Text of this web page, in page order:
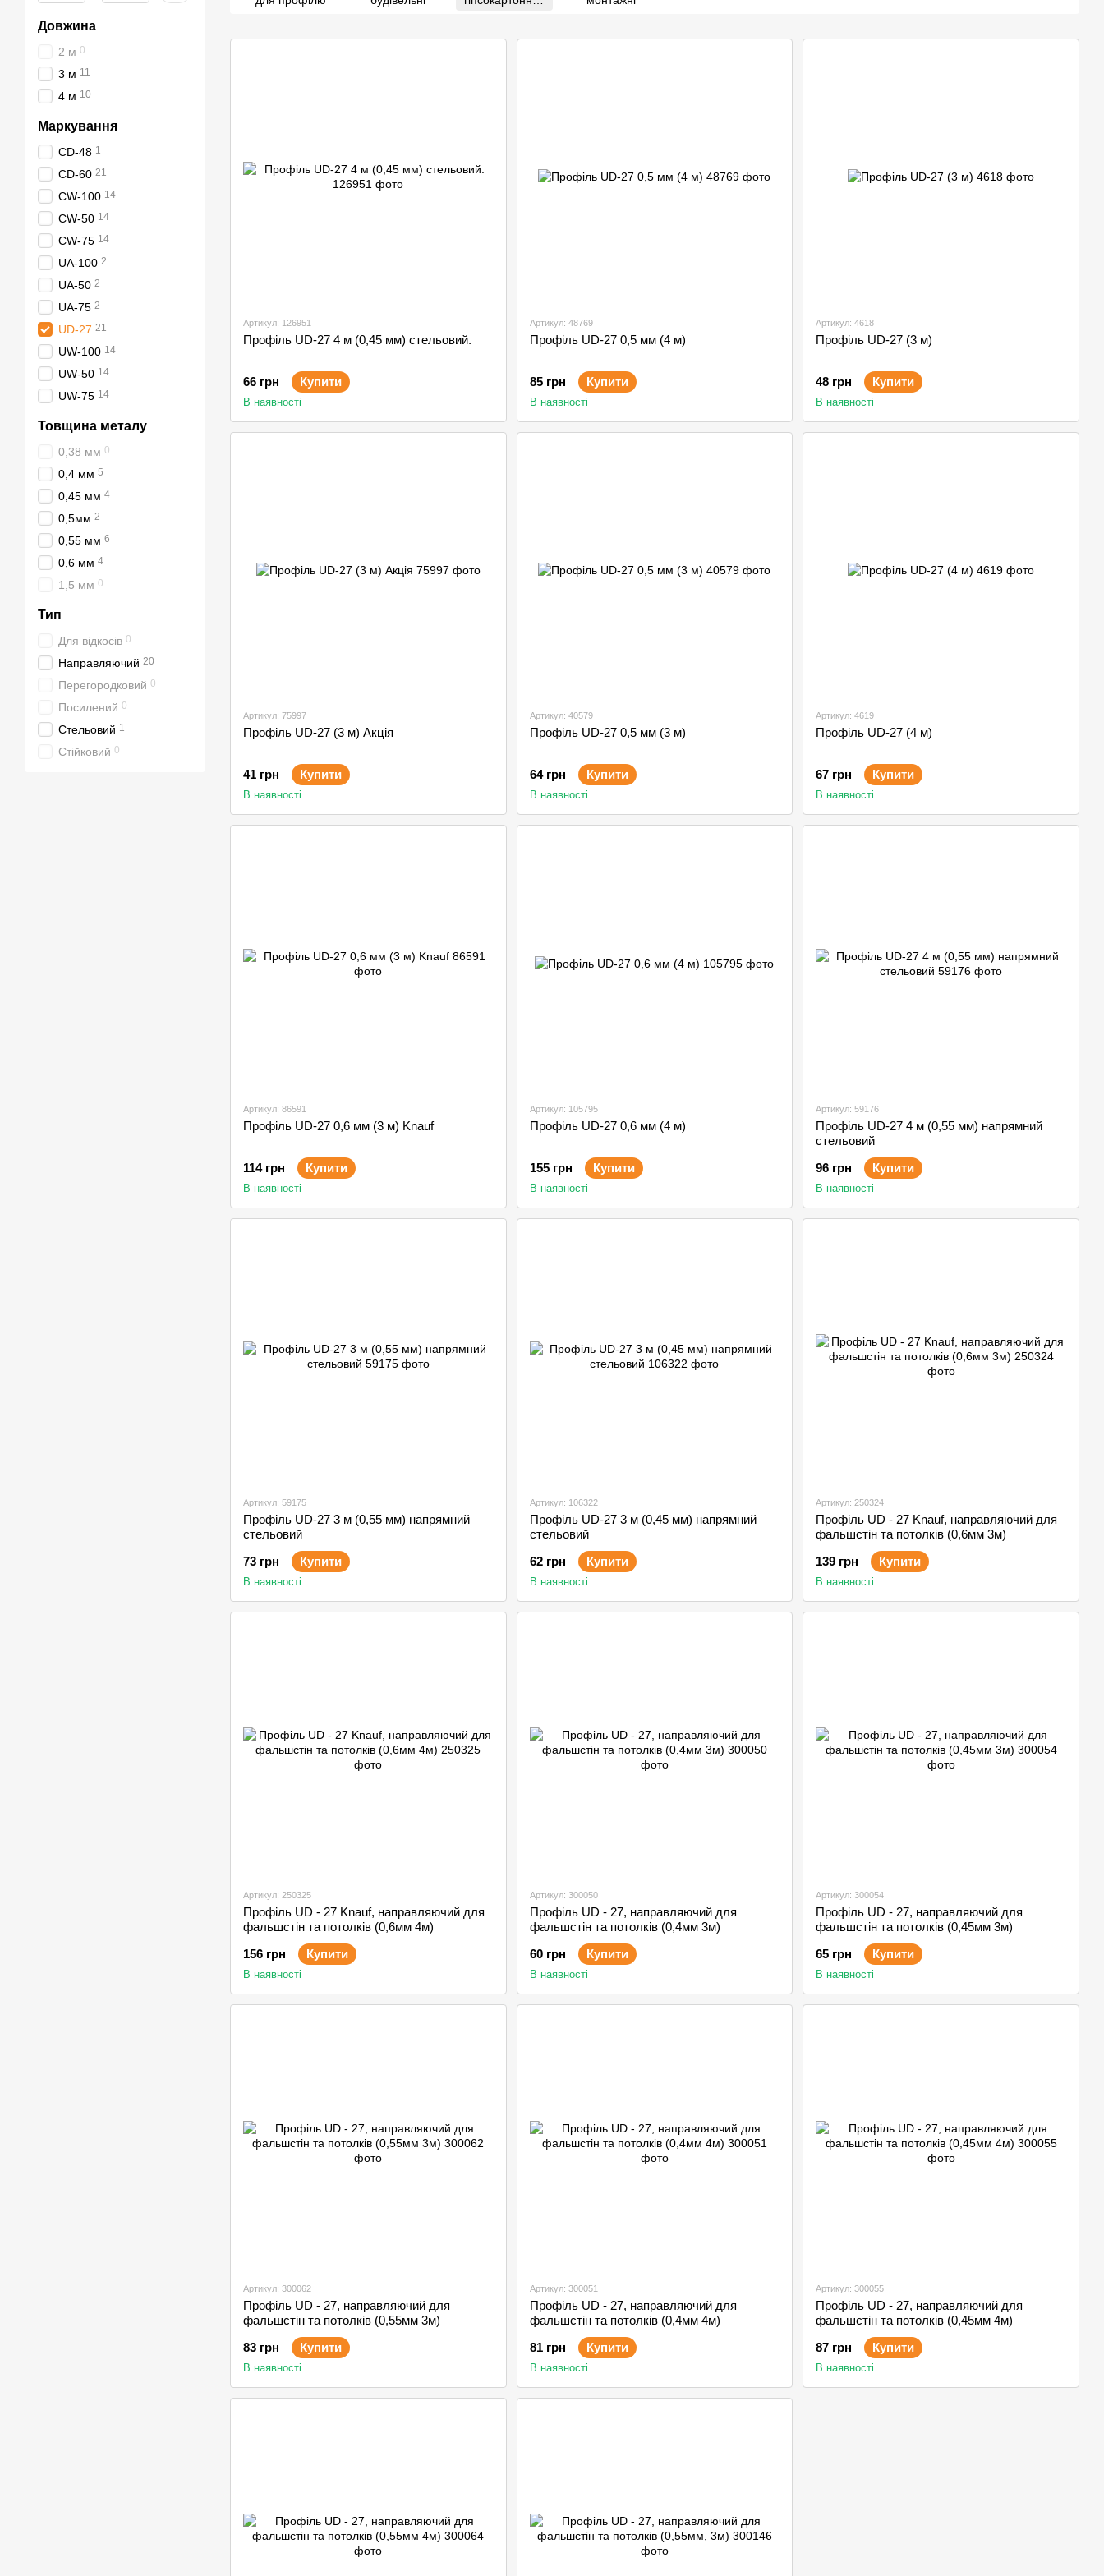
Артикул: 126951
Профіль UD-27 4 м (0,45 мм) стельовий.
66 грн Купити
В наявності
Артикул: 48769
Профіль UD-27 0,5 мм (4 м)
85 грн Купити
В наявності
Артикул: 4618
Профіль UD-27 (3 м)
48 грн Купити
В наявності
Артикул: 75997
Профіль UD-27 (3 м) Акція
41 грн Купити
В наявності
Артикул: 40579
Профіль UD-27 0,5 мм (3 м)
64 грн Купити
В наявності
Артикул: 4619
Профіль UD-27 (4 м)
67 грн Купити
В наявності
Артикул: 86591
Профіль UD-27 0,6 мм (3 м) Knauf
114 грн Купити
В наявності
Артикул: 105795
Профіль UD-27 0,6 мм (4 м)
155 грн Купити
В наявності
Артикул: 59176
Профіль UD-27 4 м (0,55 мм) напрямний
стельовий
96 грн
Купити
В наявності
Артикул: 59175
Профіль UD-27 3 м (0,55 мм) напрямний
стельовий
73 грн
Купити
В наявності
Артикул: 106322
Профіль UD-27 3 м (0,45 мм) напрямний
стельовий
62 грн
Купити
В наявності
Артикул: 250324
Профіль UD - 27 Knauf, направляючий для
фальшстін та потолків (0,6мм 3м)
139 грн
Купити
В наявності
Артикул: 250325
Профіль UD - 27 Knauf, направляючий для
фальшстін та потолків (0,6мм 4м)
156 грн
Купити
В наявності
Артикул: 300050
Профіль UD - 27, направляючий для
фальшстін та потолків (0,4мм 3м)
60 грн
Купити
В наявності
Артикул: 300054
Профіль UD - 27, направляючий для
фальшстін та потолків (0,45мм 3м)
65 грн
Купити
В наявності
Артикул: 300062
Профіль UD - 27, направляючий для
фальшстін та потолків (0,55мм 3м)
83 грн
Купити
В наявності
Артикул: 300051
Профіль UD - 27, направляючий для
фальшстін та потолків (0,4мм 4м)
81 грн
Купити
В наявності
Артикул: 300055
Профіль UD - 27, направляючий для
фальшстін та потолків (0,45мм 4м)
87 грн
Купити
В наявності
Довжина
2 м 0
3 м 11
4 м 10
Маркування
CD-48 1
CD-60 21
CW-100 14
CW-50 14
CW-75 14
UA-100 2
UA-50 2
UA-75 2
UD-27 21
UW-100 14
UW-50 14
UW-75 14
Товщина металу
0,38 мм 0
0,4 мм 5
0,45 мм 4
0,5мм 2
0,55 мм 6
0,6 мм 4
1,5 мм 0
Тип
Для відкосів 0
Направляючий 20
Перегородковий 0
Посилений 0
Стельовий 1
Стійковий 0